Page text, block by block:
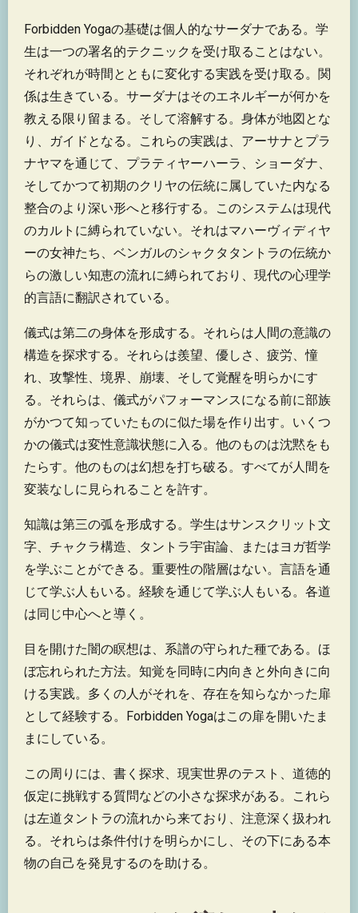
Forbidden Yogaの基礎は個人的なサーダナである。学
生は一つの署名的テクニックを受け取ることはない。
それぞれが時間とともに変化する実践を受け取る。関
係は生きている。サーダナはそのエネルギーが何かを
教える限り留まる。そして溶解する。身体が地図とな
り、ガイドとなる。これらの実践は、アーサナとプラ
ナヤマを通じて、プラティヤーハーラ、ショーダナ、
そしてかつて初期のクリヤの伝統に属していた内なる
整合のより深い形へと移行する。このシステムは現代
のカルトに縛られていない。それはマハーヴィディヤ
ーの女神たち、ベンガルのシャクタタントラの伝統か
らの激しい知恵の流れに縛られており、現代の心理学
的言語に翻訳されている。
儀式は第二の身体を形成する。それらは人間の意識の
構造を探求する。それらは羨望、優しさ、疲労、憧
れ、攻撃性、境界、崩壊、そして覚醒を明らかにす
る。それらは、儀式がパフォーマンスになる前に部族
がかつて知っていたものに似た場を作り出す。いくつ
かの儀式は変性意識状態に入る。他のものは沈黙をも
たらす。他のものは幻想を打ち破る。すべてが人間を
変装なしに見られることを許す。
知識は第三の弧を形成する。学生はサンスクリット文
字、チャクラ構造、タントラ宇宙論、またはヨガ哲学
を学ぶことができる。重要性の階層はない。言語を通
じて学ぶ人もいる。経験を通じて学ぶ人もいる。各道
は同じ中心へと導く。
目を開けた闇の瞑想は、系譜の守られた種である。ほ
ぼ忘れられた方法。知覚を同時に内向きと外向きに向
ける実践。多くの人がそれを、存在を知らなかった扉
として経験する。Forbidden Yogaはこの扉を開いたま
まにしている。
この周りには、書く探求、現実世界のテスト、道徳的
仮定に挑戦する質問などの小さな探求がある。これら
は左道タントラの流れから来ており、注意深く扱われ
る。それらは条件付けを明らかにし、その下にある本
物の自己を発見するのを助ける。